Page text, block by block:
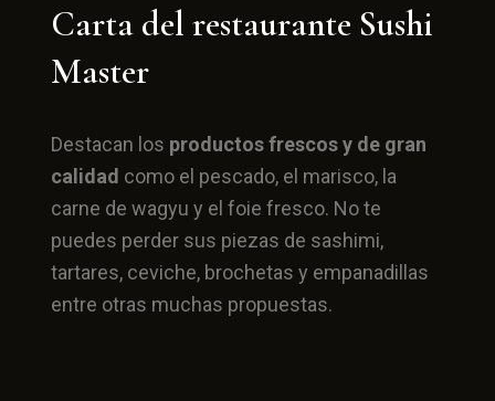
Carta del restaurante Sushi
Master
Destacan los productos frescos y de gran
calidad como el pescado, el marisco, la
carne de wagyu y el foie fresco. No te
puedes perder sus piezas de sashimi,
tartares, ceviche, brochetas y empanadillas
entre otras muchas propuestas.